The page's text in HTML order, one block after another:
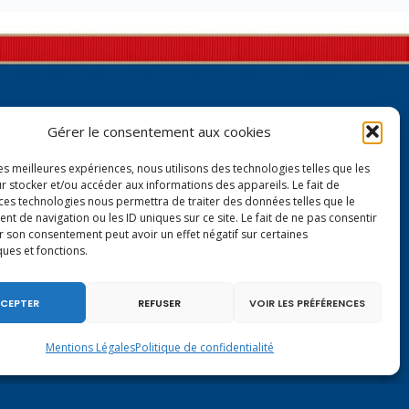
Gérer le consentement aux cookies
meilleures expériences, nous utilisons des technologies telles que les
stocker et/ou accéder aux informations des appareils. Le fait de
technologies nous permettra de traiter des données telles que le
de navigation ou les ID uniques sur ce site. Le fait de ne pas consentir
son consentement peut avoir un effet négatif sur certaines
et fonctions.
REFUSER VOIR LES PRÉFÉRENCES
Mentions LégalesPolitique de confidentialité
Contactez-moi à Paris
Tél.01.40.63.72.33
virginie.duby-muller@assemblee-nationale.fr